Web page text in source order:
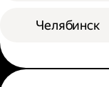
Челябинск